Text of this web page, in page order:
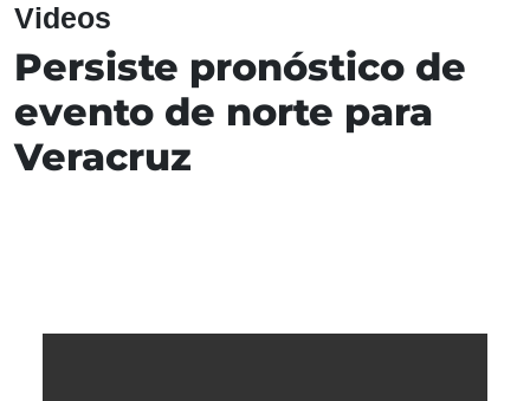
Videos
Persiste pronóstico de
evento de norte para
Veracruz